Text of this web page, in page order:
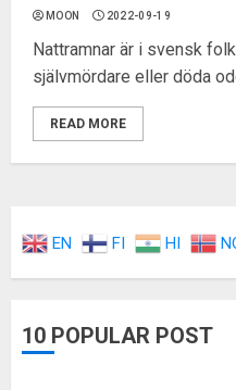
MOON 2022-09-19
Nattramnar är i svensk
självmördare eller döda
READ MORE
EN FI HI
10 POPULAR POST